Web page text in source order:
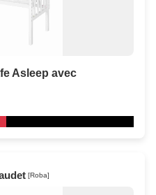
Asleep avec
[Roba]